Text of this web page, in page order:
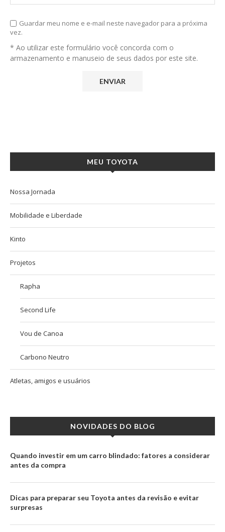
Guardar meu nome e e-mail neste navegador para a próxima
vez.
* Ao utilizar este formulário você concorda com o
armazenamento e manuseio de seus dados por este site.
MEU TOYOTA
Nossa Jornada
Mobilidade e Liberdade
Kinto
Projetos
Rapha
Second Life
Vou de Canoa
Carbono Neutro
Atletas, amigos e usuários
NOVIDADES DO BLOG
Quando investir em um carro blindado: fatores a considerar
antes da compra
Dicas para preparar seu Toyota antes da revisão e evitar
surpresas